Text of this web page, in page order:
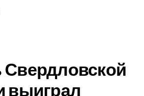
выиграл